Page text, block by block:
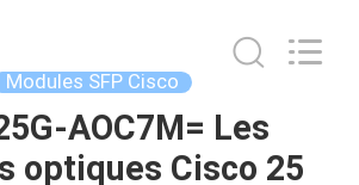
Modules SFP Cisco
AOC7M= Les
optiques Cisco 25